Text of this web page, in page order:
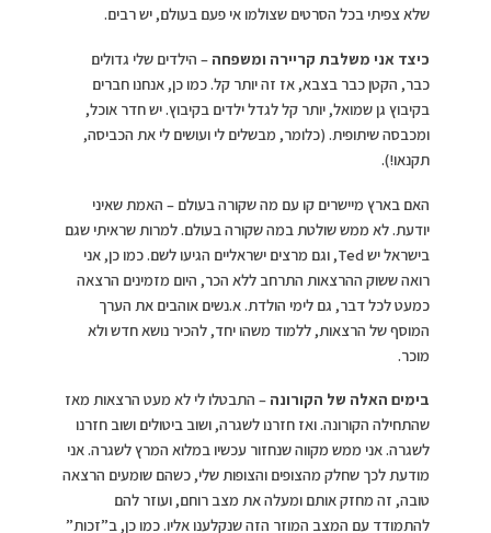
שלא צפיתי בכל הסרטים שצולמו אי פעם בעולם, יש רבים.
כיצד אני משלבת קריירה ומשפחה – הילדים שלי גדולים
כבר, הקטן כבר בצבא, אז זה יותר קל. כמו כן, אנחנו חברים
בקיבוץ גן שמואל, יותר קל לגדל ילדים בקיבוץ. יש חדר אוכל,
ומכבסה שיתופית. (כלומר, מבשלים לי ועושים לי את הכביסה,
תקנאו!).
האם בארץ מיישרים קו עם מה שקורה בעולם – האמת שאיני
יודעת. לא ממש שולטת במה שקורה בעולם. למרות שראיתי שגם
בישראל יש Ted, וגם מרצים ישראליים הגיעו לשם. כמו כן, אני
רואה ששוק ההרצאות התרחב ללא הכר, היום מזמינים הרצאה
כמעט לכל דבר, גם לימי הולדת. א.נשים אוהבים את הערך
המוסף של הרצאות, ללמוד משהו יחד, להכיר נושא חדש ולא
מוכר.
בימים האלה של הקורונה – התבטלו לי לא מעט הרצאות מאז
שהתחילה הקורונה. ואז חזרנו לשגרה, ושוב ביטולים ושוב חזרנו
לשגרה. אני ממש מקווה שנחזור עכשיו במלוא המרץ לשגרה. אני
מודעת לכך שחלק מהצופים והצופות שלי, כשהם שומעים הרצאה
טובה, זה מחזק אותם ומעלה את מצב רוחם, ועוזר להם
להתמודד עם המצב המוזר הזה שנקלענו אליו. כמו כן, ב”זכות”